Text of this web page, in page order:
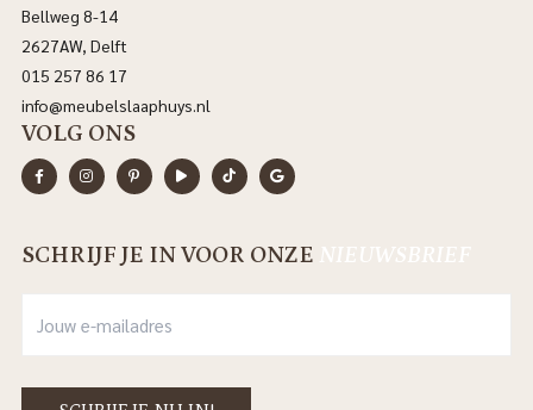
Bellweg 8-14
2627AW, Delft
015 257 86 17
info@meubelslaaphuys.nl
VOLG ONS
SCHRIJF JE IN VOOR ONZE NIEUWSBRIEF